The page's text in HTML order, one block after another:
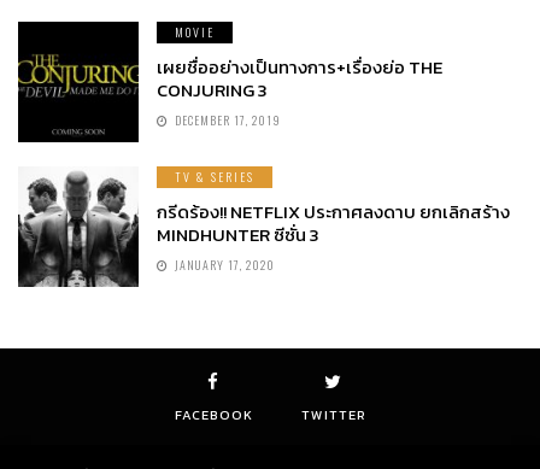
MOVIE
เผยชื่ออย่างเป็นทางการ+เรื่องย่อ THE
CONJURING 3
DECEMBER 17, 2019
TV & SERIES
กรีดร้อง!! NETFLIX ประกาศลงดาบ ยกเลิกสร้าง
MINDHUNTER ซีซั่น 3
JANUARY 17, 2020
FACEBOOK TWITTER